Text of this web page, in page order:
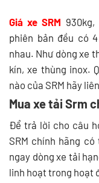
Giá xe SRM
phiên bản đều có
nhau. Như dòng xe
kín, xe thùng inox.
nào của SRM hãy
Mua xe tải Srm
Để trả lời cho câu
SRM chính hãng
ngay dòng xe tải
linh hoạt trong hoạt